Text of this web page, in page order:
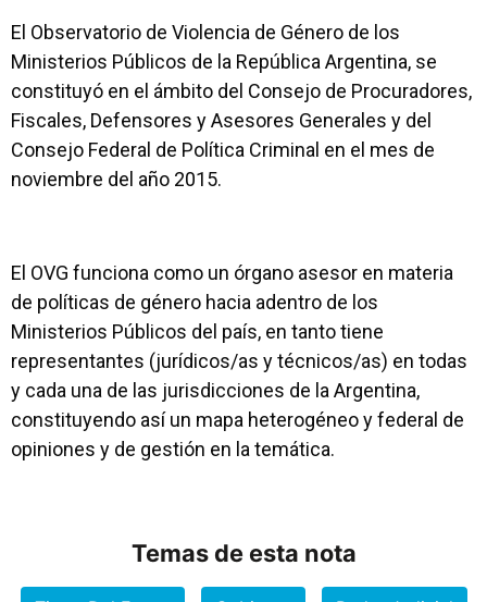
El Observatorio de Violencia de Género de los
Ministerios Públicos de la República Argentina, se
constituyó en el ámbito del Consejo de Procuradores,
Fiscales, Defensores y Asesores Generales y del
Consejo Federal de Política Criminal en el mes de
noviembre del año 2015.
El OVG funciona como un órgano asesor en materia
de políticas de género hacia adentro de los
Ministerios Públicos del país, en tanto tiene
representantes (jurídicos/as y técnicos/as) en todas
y cada una de las jurisdicciones de la Argentina,
constituyendo así un mapa heterogéneo y federal de
opiniones y de gestión en la temática.
Temas de esta nota